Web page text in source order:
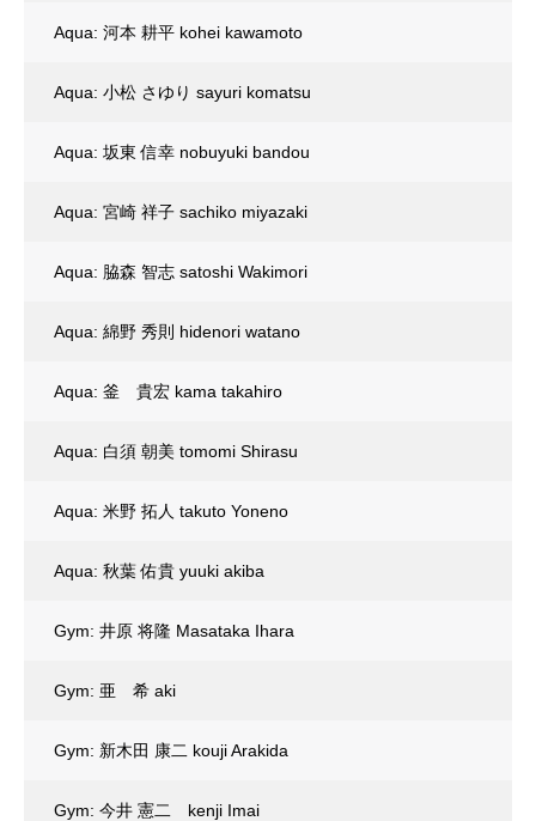
Aqua: 河本 耕平 kohei kawamoto
Aqua: 小松 さゆり sayuri komatsu
Aqua: 坂東 信幸 nobuyuki bandou
Aqua: 宮崎 祥子 sachiko miyazaki
Aqua: 脇森 智志 satoshi Wakimori
Aqua: 綿野 秀則 hidenori watano
Aqua: 釜 貴宏 kama takahiro
Aqua: 白須 朝美 tomomi Shirasu
Aqua: 米野 拓人 takuto Yoneno
Aqua: 秋葉 佑貴 yuuki akiba
Gym: 井原 将隆 Masataka Ihara
Gym: 亜 希 aki
Gym: 新木田 康二 kouji Arakida
Gym: 今井 憲二 kenji Imai